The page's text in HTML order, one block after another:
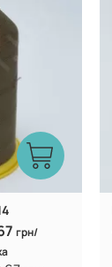
nylon
грн/